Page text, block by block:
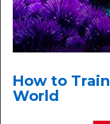
How to
World